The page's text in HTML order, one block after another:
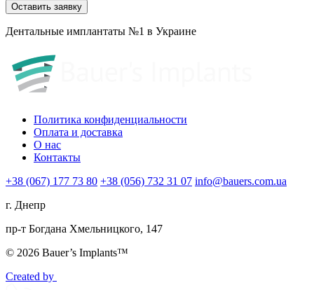
Дентальные имплантаты №1 в Украине
Политика конфиденциальности
Оплата и доставка
О нас
Контакты
+38 (067) 177 73 80 +38 (056) 732 31 07 info@bauers.com.ua
г. Днепр
пр-т Богдана Хмельницкого, 147
© 2026 Bauer’s Implants™
Created by